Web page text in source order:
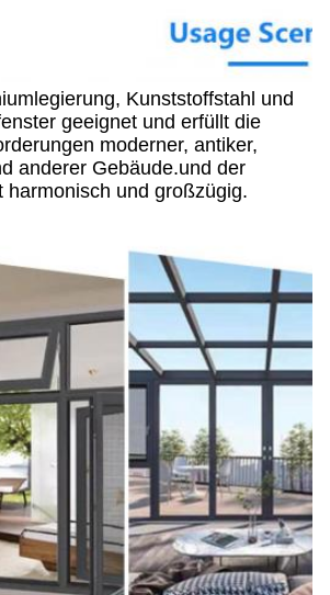
Kunststoffstahl und
geeignet und erfüllt die
moderner, antiker,
anderer Gebäude.und der
harmonisch und großzügig.